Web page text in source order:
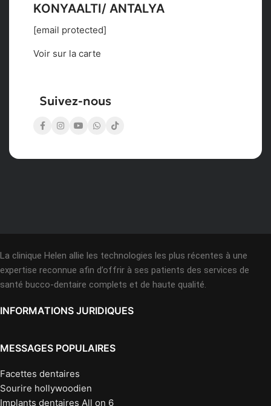
KONYAALTI/ ANTALYA
[email protected]
Voir sur la carte
Suivez-nous
La clinique Helen allie les technologies les plus récentes à une
expertise reconnue afin d’offrir à ses patients des services de
santé bucco-dentaire complets et de haute qualité.
INFORMATIONS JURIDIQUES
MESSAGES POPULAIRES
Facettes dentaires
Sourire hollywoodien
Implants dentaires All on 6